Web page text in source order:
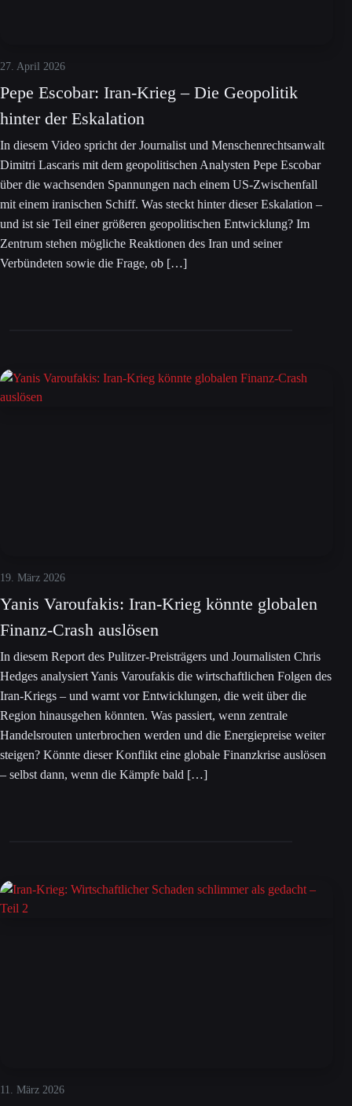
27. April 2026
Pepe Escobar: Iran-Krieg – Die Geopolitik
hinter der Eskalation
In diesem Video spricht der Journalist und Menschenrechtsanwalt
Dimitri Lascaris mit dem geopolitischen Analysten Pepe Escobar
über die wachsenden Spannungen nach einem US-Zwischenfall
mit einem iranischen Schiff. Was steckt hinter dieser Eskalation –
und ist sie Teil einer größeren geopolitischen Entwicklung? Im
Zentrum stehen mögliche Reaktionen des Iran und seiner
Verbündeten sowie die Frage, ob […]
19. März 2026
Yanis Varoufakis: Iran-Krieg könnte globalen
Finanz-Crash auslösen
In diesem Report des Pulitzer-Preisträgers und Journalisten Chris
Hedges analysiert Yanis Varoufakis die wirtschaftlichen Folgen des
Iran-Kriegs – und warnt vor Entwicklungen, die weit über die
Region hinausgehen könnten. Was passiert, wenn zentrale
Handelsrouten unterbrochen werden und die Energiepreise weiter
steigen? Könnte dieser Konflikt eine globale Finanzkrise auslösen
– selbst dann, wenn die Kämpfe bald […]
11. März 2026